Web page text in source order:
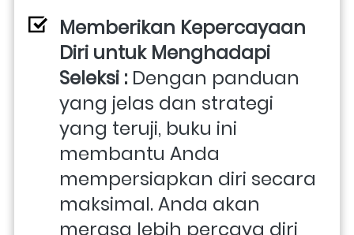
Memberikan Kepercayaan
Diri untuk Menghadapi
Seleksi : Dengan panduan
yang jelas dan strategi
yang teruji, buku ini
membantu Anda
mempersiapkan diri secara
maksimal. Anda akan
merasa lebih percaya diri